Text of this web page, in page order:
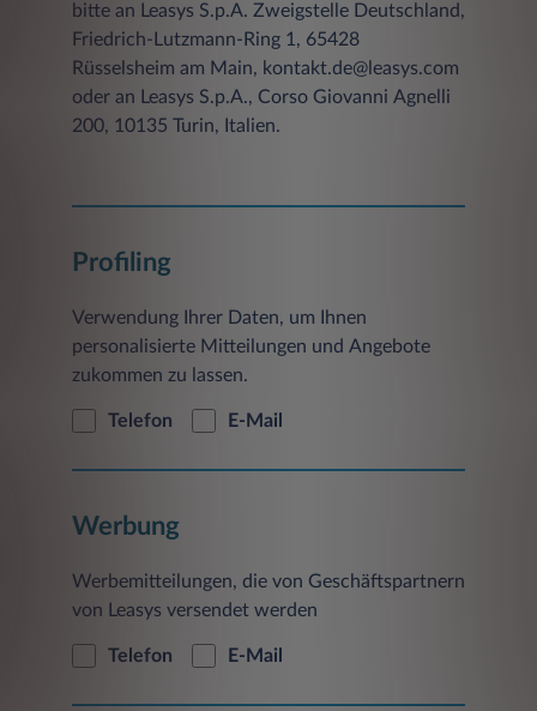
bitte an Leasys S.p.A. Zweigstelle Deutschland,
Friedrich-Lutzmann-Ring 1, 65428
Rüsselsheim am Main, kontakt.de@leasys.com
oder an Leasys S.p.A., Corso Giovanni Agnelli
200, 10135 Turin, Italien.
Profiling
Verwendung Ihrer Daten, um Ihnen
personalisierte Mitteilungen und Angebote
zukommen zu lassen.
Telefon E-Mail
Werbung
Werbemitteilungen, die von Geschäftspartnern
von Leasys versendet werden
Telefon E-Mail